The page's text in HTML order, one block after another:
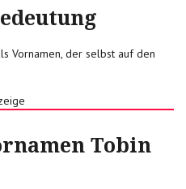
Vornamen, der selbst auf den
Tobin